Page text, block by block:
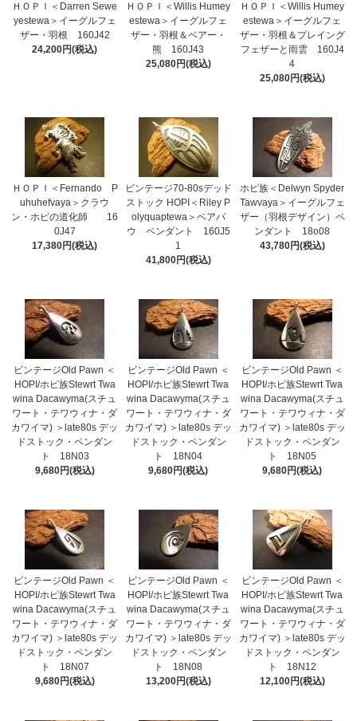
ＨＯＰＩ＜Darren Sewe
yestewa＞イーグルフェ
ザー・羽根 160J42
24,200円(税込)
ＨＯＰＩ＜Willis Humey
estewa＞イーグルフェ
ザー・羽根＆ベアー・
熊 160J43
25,080円(税込)
ＨＯＰＩ＜Willis Humey
estewa＞イーグルフェ
ザー・羽根＆プレイング
フェザーと雨雲 160J4
4
25,080円(税込)
ＨＯＰＩ＜Fernando P
uhuhefvaya＞クラウ
ン・ホピの道化師 16
0J47
17,380円(税込)
ビンテージ70-80sデッド
ストック HOPI＜Riley P
olyquaptewa＞ベアパ
ウ ペンダント 160J5
1
41,800円(税込)
ホピ族＜Delwyn Spyder
Tawvaya＞イーグルフェ
ザー（羽根デザイン）ペ
ンダント 18o08
43,780円(税込)
ビンテージOld Pawn ＜
HOPI/ホピ族Stewrt Twa
wina Dacawyma(スチュ
ワート・テワウィナ・ダ
カワイマ) ＞late80s デッ
ドストック・ペンダン
ト 18N03
9,680円(税込)
ビンテージOld Pawn ＜
HOPI/ホピ族Stewrt Twa
wina Dacawyma(スチュ
ワート・テワウィナ・ダ
カワイマ) ＞late80s デッ
ドストック・ペンダン
ト 18N04
9,680円(税込)
ビンテージOld Pawn ＜
HOPI/ホピ族Stewrt Twa
wina Dacawyma(スチュ
ワート・テワウィナ・ダ
カワイマ) ＞late80s デッ
ドストック・ペンダン
ト 18N05
9,680円(税込)
ビンテージOld Pawn ＜
HOPI/ホピ族Stewrt Twa
wina Dacawyma(スチュ
ワート・テワウィナ・ダ
カワイマ) ＞late80s デッ
ドストック・ペンダン
ト 18N07
9,680円(税込)
ビンテージOld Pawn ＜
HOPI/ホピ族Stewrt Twa
wina Dacawyma(スチュ
ワート・テワウィナ・ダ
カワイマ) ＞late80s デッ
ドストック・ペンダン
ト 18N08
13,200円(税込)
ビンテージOld Pawn ＜
HOPI/ホピ族Stewrt Twa
wina Dacawyma(スチュ
ワート・テワウィナ・ダ
カワイマ) ＞late80s デッ
ドストック・ペンダン
ト 18N12
12,100円(税込)